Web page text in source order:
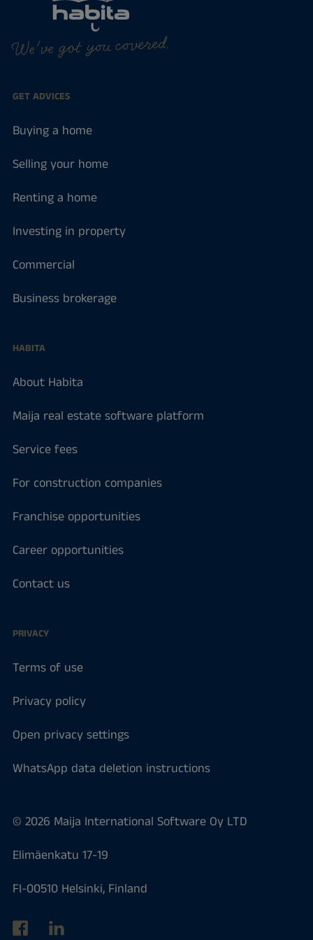
We've got you covered.
GET ADVICES
Buying a home
Selling your home
Renting a home
Investing in property
Commercial
Business brokerage
HABITA
About Habita
Maija real estate software platform
Service fees
For construction companies
Franchise opportunities
Career opportunities
Contact us
PRIVACY
Terms of use
Privacy policy
Open privacy settings
WhatsApp data deletion instructions
© 2026 Maija International Software Oy LTD
Elimäenkatu 17-19
FI-00510 Helsinki, Finland